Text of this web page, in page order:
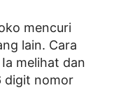
mencuri
lain. Cara
melihat dan
digit nomor